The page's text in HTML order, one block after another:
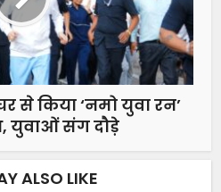
से किया ‘नमो युवा रन’
युवाओं संग दौड़े
ALSO LIKE